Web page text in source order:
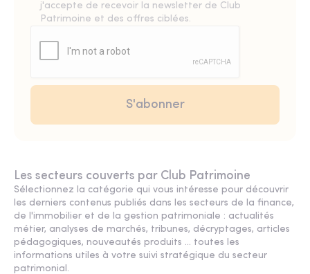
j'accepte de recevoir la newsletter de Club
Patrimoine et des offres ciblées.
Les secteurs couverts par Club Patrimoine
Sélectionnez la catégorie qui vous intéresse pour découvrir
les derniers contenus publiés dans les secteurs de la finance,
de l'immobilier et de la gestion patrimoniale : actualités
métier, analyses de marchés, tribunes, décryptages, articles
pédagogiques, nouveautés produits ... toutes les
informations utiles à votre suivi stratégique du secteur
patrimonial.